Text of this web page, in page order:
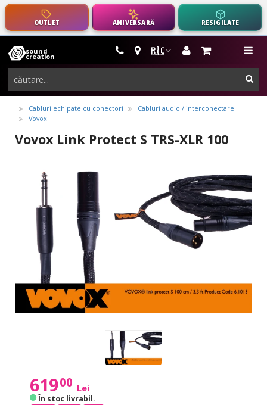
OUTLET ANIVERSARĂ RESIGILATE
🇷🇴
sound
creation
instrumente
muzicale,
echipamente
pro-
audio
Cabluri echipate cu conectori
Cabluri audio / interconectare
Vovox
Vovox Link Protect S TRS-XLR 100
61900 Lei
În stoc livrabil.